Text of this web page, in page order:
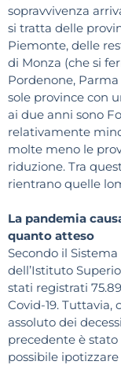
sopravvivenza
si tratta delle
Piemonte, delle
di Monza (che si
Pordenone,
sole province con
ai due anni sono
relativamente
molte meno le
riduzione. Tra
rientrano quelle
La pandemia
quanto atteso
Secondo il
dell’Istituto
stati registrati
Covid-19. Tuttavia,
assoluto dei
precedente è stato
possibile